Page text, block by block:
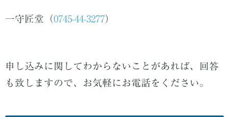
一守匠堂（0745-44-3277）
申し込みに関してわからないことがあれば、回答
も致しますので、お気軽にお電話をください。